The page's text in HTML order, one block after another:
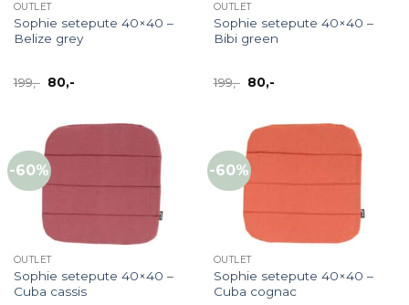
OUTLET
Sophie setepute 40×40 –
Belize grey
199,- Opprinnelig
pris
80,-Nåværende
OUTLET
Sophie setepute 40×40 –
Bibi green
199,- Opprinnelig
pris
80,-Nåværende
-60%
OUTLET
Sophie setepute 40×40 –
Cuba cassis
-60%
OUTLET
Sophie setepute 40×40 –
Cuba cognac